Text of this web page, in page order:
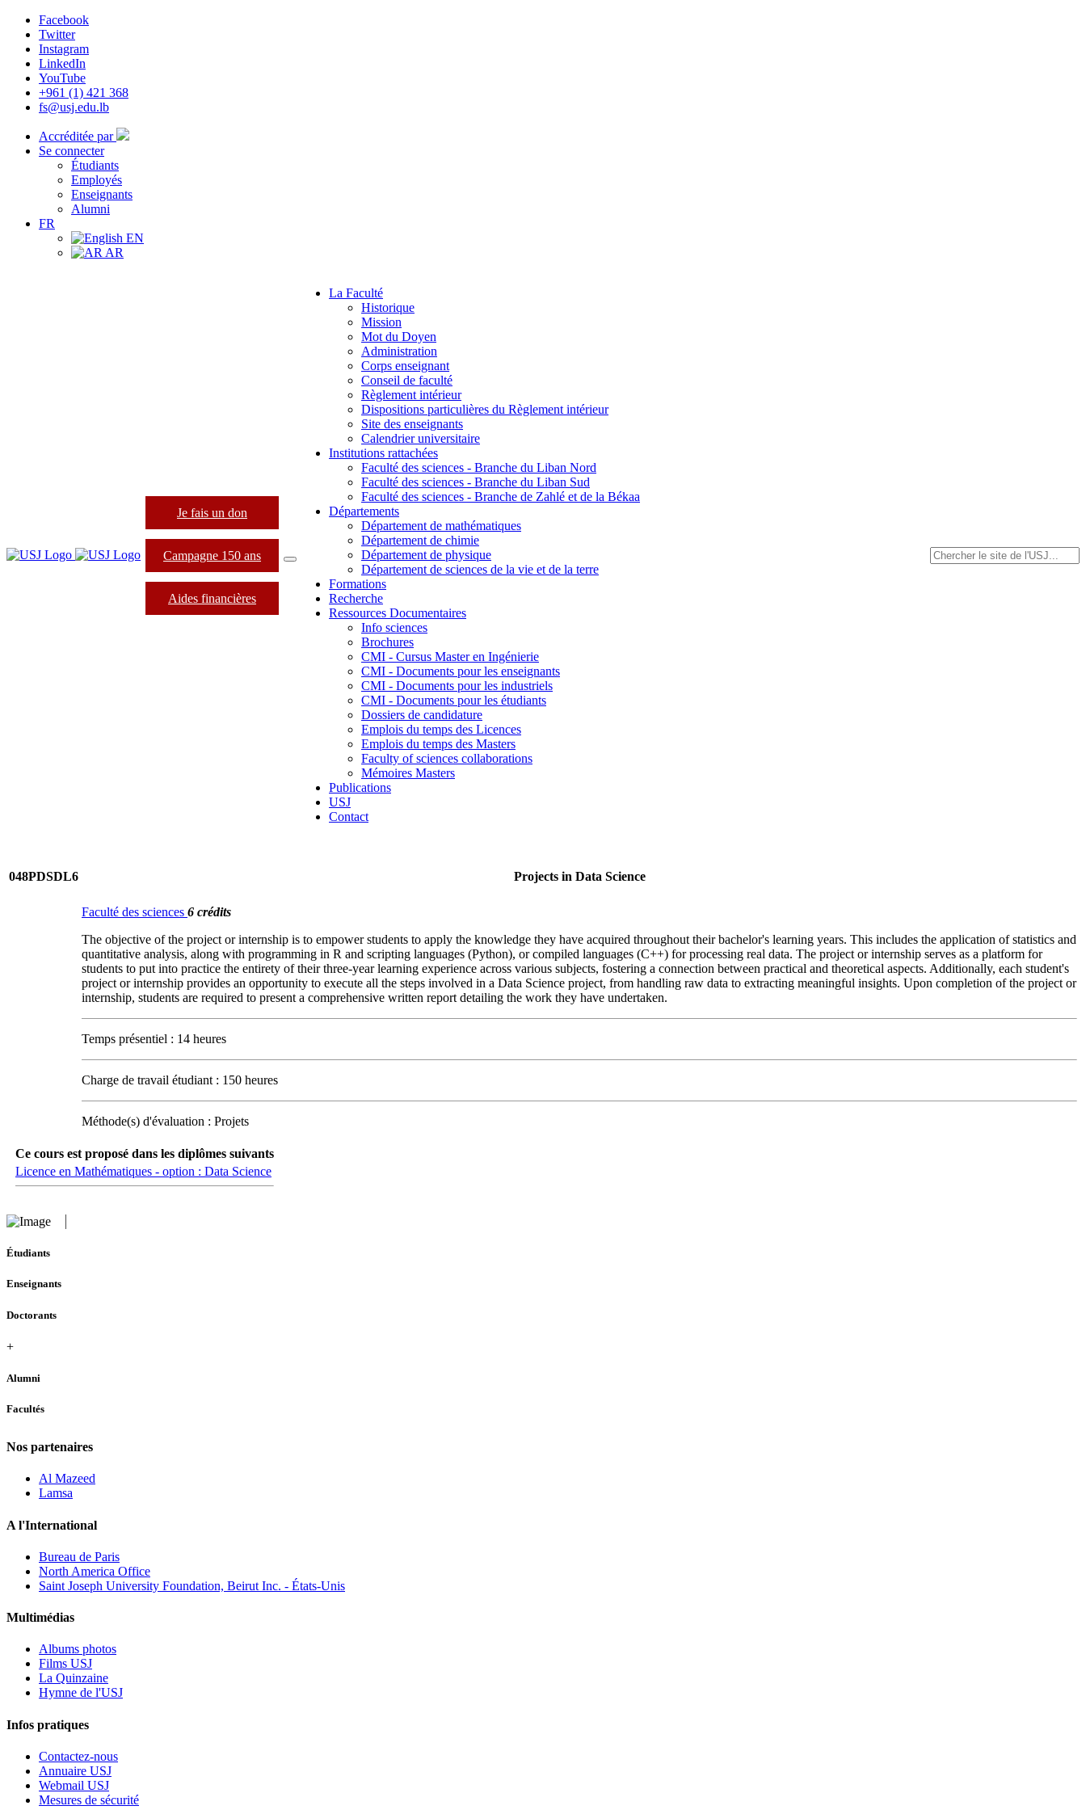
Facebook
Twitter
Instagram
LinkedIn
YouTube
+961 (1) 421 368
fs@usj.edu.lb
Accréditée par
Se connecter
Étudiants
Employés
Enseignants
Alumni
FR
EN
AR
Je fais un don
Campagne 150 ans
Aides financières
La Faculté
Historique
Mission
Mot du Doyen
Administration
Corps enseignant
Conseil de faculté
Règlement intérieur
Dispositions particulières du Règlement intérieur
Site des enseignants
Calendrier universitaire
Institutions rattachées
Faculté des sciences - Branche du Liban Nord
Faculté des sciences - Branche du Liban Sud
Faculté des sciences - Branche de Zahlé et de la Békaa
Départements
Département de mathématiques
Département de chimie
Département de physique
Département de sciences de la vie et de la terre
Formations
Recherche
Ressources Documentaires
Info sciences
Brochures
CMI - Cursus Master en Ingénierie
CMI - Documents pour les enseignants
CMI - Documents pour les industriels
CMI - Documents pour les étudiants
Dossiers de candidature
Emplois du temps des Licences
Emplois du temps des Masters
Faculty of sciences collaborations
Mémoires Masters
Publications
USJ
Contact
048PDSDL6 Projects in Data Science
Faculté des sciences 6 crédits
The objective of the project or internship is to empower students to apply the knowledge they have acquired throughout their bachelor's learning years. This includes the application of statistics and
quantitative analysis, along with programming in R and scripting languages (Python), or compiled languages (C++) for processing real data. The project or internship serves as a platform for
students to put into practice the entirety of their three-year learning experience across various subjects, fostering a connection between practical and theoretical aspects. Additionally, each student's
project or internship provides an opportunity to execute all the steps involved in a Data Science project, from handling raw data to extracting meaningful insights. Upon completion of the project or
internship, students are required to present a comprehensive written report detailing the work they have undertaken.
Temps présentiel : 14 heures
Charge de travail étudiant : 150 heures
Méthode(s) d'évaluation : Projets
Ce cours est proposé dans les diplômes suivants
Licence en Mathématiques - option : Data Science
Étudiants
Enseignants
Doctorants
+
Alumni
Facultés
Nos partenaires
Al Mazeed
Lamsa
A l'International
Bureau de Paris
North America Office
Saint Joseph University Foundation, Beirut Inc. - États-Unis
Multimédias
Albums photos
Films USJ
La Quinzaine
Hymne de l'USJ
Infos pratiques
Contactez-nous
Annuaire USJ
Webmail USJ
Mesures de sécurité